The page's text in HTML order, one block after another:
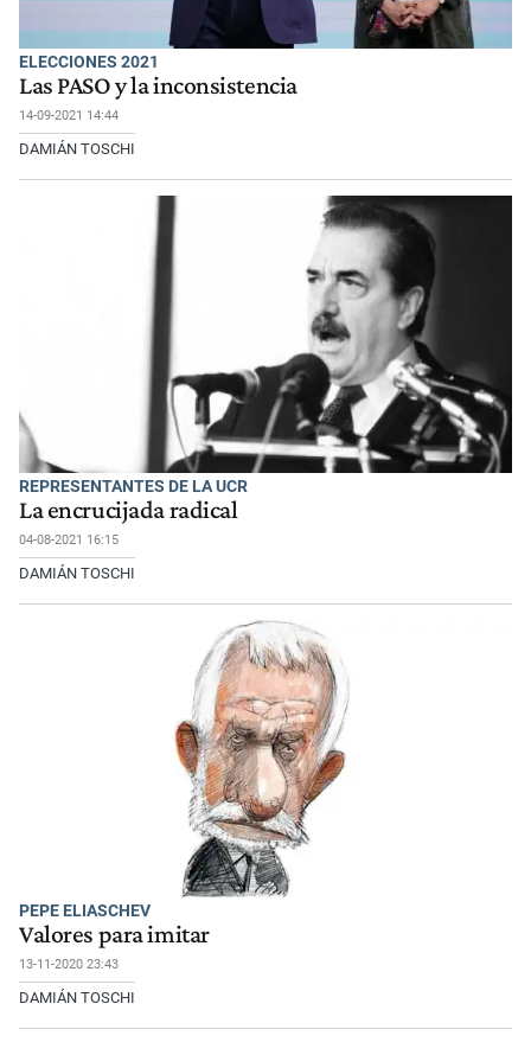
ELECCIONES 2021
Las PASO y la inconsistencia
14-09-2021 14:44
DAMIÁN TOSCHI
REPRESENTANTES DE LA UCR
La encrucijada radical
04-08-2021 16:15
DAMIÁN TOSCHI
PEPE ELIASCHEV
Valores para imitar
13-11-2020 23:43
DAMIÁN TOSCHI